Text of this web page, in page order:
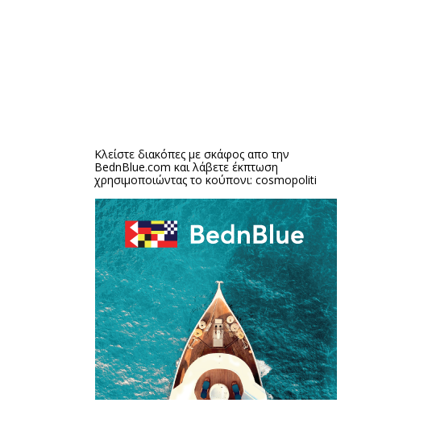
Κλείστε διακόπες με σκάφος απο την
BednBlue.com και λάβετε έκπτωση
χρησιμοποιώντας το κούπονι: cosmopoliti